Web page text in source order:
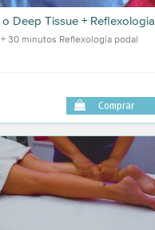
Deep Tissue + Reflexologia
30 minutos Reflexología podal
Comprar